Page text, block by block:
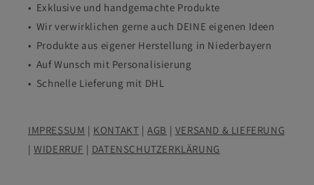
• Exklusive und handgemachte Produkte
• Wir verwirklichen gerne auch DEINE eigenen Ideen
• Produkte aus eigener Herstellung in Niederbayern
• Auf Wunsch mit Personalisierung
• Schnelle Lieferung mit DHL
IMPRESSUM | KONTAKT |AGB | VERSAND & LIEFERUNG
|WIDERRUF | DATENSCHUTZERKLÄRUNG